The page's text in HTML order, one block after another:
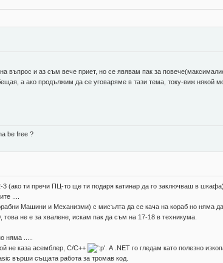
въпрос и аз съм вече приет, но се явявам пак за
а ако продължим да се уговаряме в тази тема, току-виж някой
be free ?
(ако ти пречи ПЦ-то ще ти подаря катинар да го заключваш в шкафа).
....
Машини и Механизми) с мисълта да се кача на кораб но няма
не е за хвалене, искам пак да съм на 17-18 в техникума.
няма .....
не каза асемблер, C/C++
. А .NET го гледам като полезно
върши същата работа за тромав код.